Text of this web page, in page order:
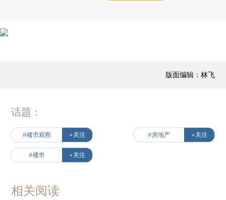
版面编辑：林飞
话题：
#楼市观察 +关注 #房地产 +关注
#楼市 +关注
相关阅读